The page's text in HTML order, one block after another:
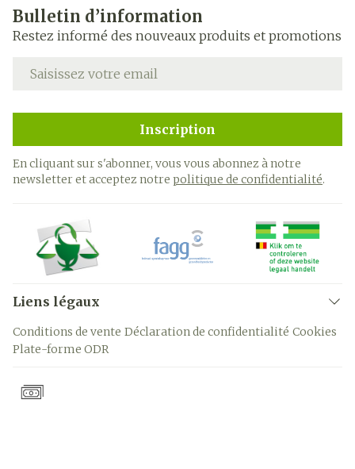
Bulletin d’information
Restez informé des nouveaux produits et promotions
Adresse mail
Inscription
En cliquant sur s'abonner, vous vous abonnez à notre
newsletter et acceptez notre politique de confidentialité.
Liens légaux
Conditions de vente Déclaration de confidentialité Cookies
Plate-forme ODR